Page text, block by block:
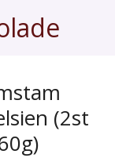
(2st